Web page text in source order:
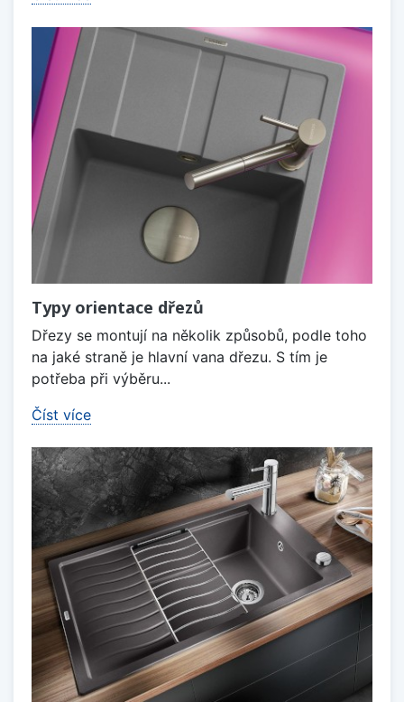
Typy orientace dřezů
Dřezy se montují na několik způsobů, podle toho
na jaké straně je hlavní vana dřezu. S tím je
potřeba při výběru...
Číst více